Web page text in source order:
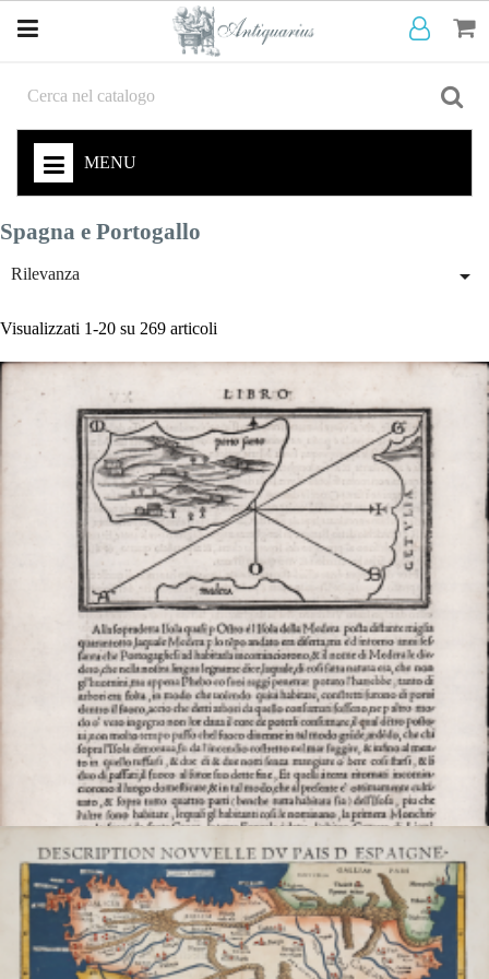
MENU
Spagna e Portogallo
Rilevanza 
Visualizzati 1-20 su 269 articoli